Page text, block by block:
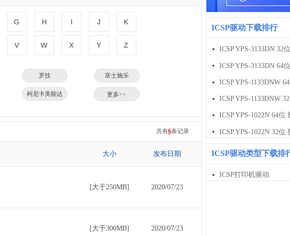
G H I J K
V W X Y Z
罗技 富士施乐
柯尼卡美能达 小米
更多>>
共有6条记录
大小 发布日期
[大于250MB] 2020/07/23
[大于300MB] 2020/07/23
ICSP驱动下载排行
ICSP YPS-3133DN 32
ICSP YPS-3133DN 64
ICSP YPS-1022N 64位
ICSP YPS-1022N 32位
ICSP驱动类型下载排
ICSP打印机驱动